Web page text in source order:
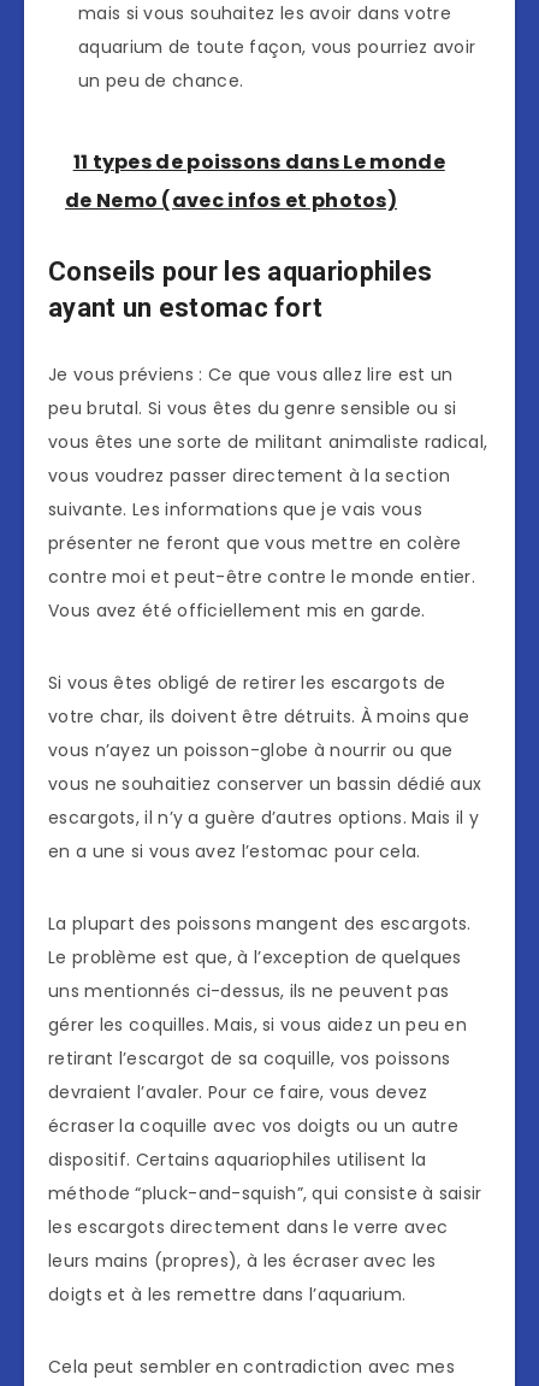
mais si vous souhaitez les avoir dans votre
aquarium de toute façon, vous pourriez avoir
un peu de chance.
11 types de poissons dans Le monde
de Nemo (avec infos et photos)
Conseils pour les aquariophiles
ayant un estomac fort
Je vous préviens : Ce que vous allez lire est un
peu brutal. Si vous êtes du genre sensible ou si
vous êtes une sorte de militant animaliste radical,
vous voudrez passer directement à la section
suivante. Les informations que je vais vous
présenter ne feront que vous mettre en colère
contre moi et peut-être contre le monde entier.
Vous avez été officiellement mis en garde.
Si vous êtes obligé de retirer les escargots de
votre char, ils doivent être détruits. À moins que
vous n’ayez un poisson-globe à nourrir ou que
vous ne souhaitiez conserver un bassin dédié aux
escargots, il n’y a guère d’autres options. Mais il y
en a une si vous avez l’estomac pour cela.
La plupart des poissons mangent des escargots.
Le problème est que, à l’exception de quelques
uns mentionnés ci-dessus, ils ne peuvent pas
gérer les coquilles. Mais, si vous aidez un peu en
retirant l’escargot de sa coquille, vos poissons
devraient l’avaler. Pour ce faire, vous devez
écraser la coquille avec vos doigts ou un autre
dispositif. Certains aquariophiles utilisent la
méthode “pluck-and-squish”, qui consiste à saisir
les escargots directement dans le verre avec
leurs mains (propres), à les écraser avec les
doigts et à les remettre dans l’aquarium.
Cela peut sembler en contradiction avec mes